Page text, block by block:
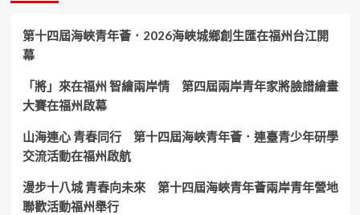
心
親
服
務〉
倡
導
多
政
策
第十四屆海峽青年薈．2026海峽城鄉創生匯在福州台江開
幕
「將」來在福州 智繪兩岸情 第四屆兩岸青年家將臉譜繪畫
大賽在福州啟幕
山海連心 青春同行 第十四屆海峽青年薈．連臺青少年研學
交流活動在福州啟航
漫步十八城 青春向未來 第十四屆海峽青年薈兩岸青年營地
聯歡活動福州舉行